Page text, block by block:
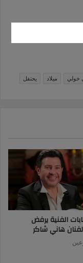
خولي ميلاد يحتفل
الفنية يرفض
هاني شاكر